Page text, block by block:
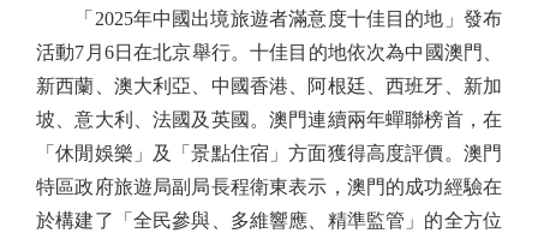
「2025年中國出境旅遊者滿意度十佳目的地」發布
活動7月6日在北京舉行。十佳目的地依次為中國澳門、
新西蘭、澳大利亞、中國香港、阿根廷、西班牙、新加
坡、意大利、法國及英國。澳門連續兩年蟬聯榜首，在
「休閒娛樂」及「景點住宿」方面獲得高度評價。澳門
特區政府旅遊局副局長程衛東表示，澳門的成功經驗在
於構建了「全民參與、多維響應、精準監管」的全方位